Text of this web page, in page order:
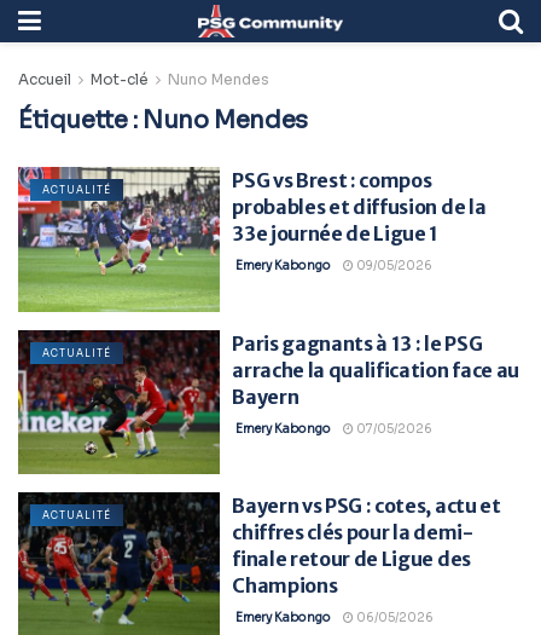
Accueil Mot-clé Nuno Mendes
Étiquette : Nuno Mendes
ACTUALITÉ
PSG vs Brest : compos
probables et diffusion de la
33e journée de Ligue 1
Emery Kabongo 09/05/2026
ACTUALITÉ
Paris gagnants à 13 : le PSG
arrache la qualification face au
Bayern
Emery Kabongo 07/05/2026
ACTUALITÉ
Bayern vs PSG : cotes, actu et
chiffres clés pour la demi-
finale retour de Ligue des
Champions
Emery Kabongo 06/05/2026